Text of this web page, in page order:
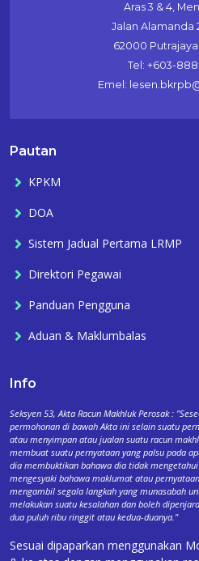
Aras 3 & 4,
Jalan Alamanda
62000
Tel: +603-
Emel:
Pautan
KPKM
DOA
Sistem Jadual Pertama LRMP
Direktori Pegawai
Panduan Pengguna
Aduan & Maklumbalas
Info
Seksyen 53, Akta Racun Makhluk Perosak :
permohonan di bawah Akta ini selain suatu
atau menyimpan atau jualan suatu racun
membuat suatu pernyataan yang palsu pada
dia membuktikan bahawa dia tidak
mengesyaki bahawa maklumat atau
mengambil segala langkah yang munasabah
melakukan suatu kesalahan dan boleh
dua puluh ribu ringgit atau kedua-duanya."
Sesuai dipaparkan menggunakan